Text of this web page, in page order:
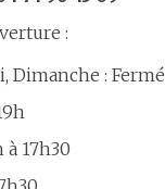
:
Dimanche : Fermé
à 17h30